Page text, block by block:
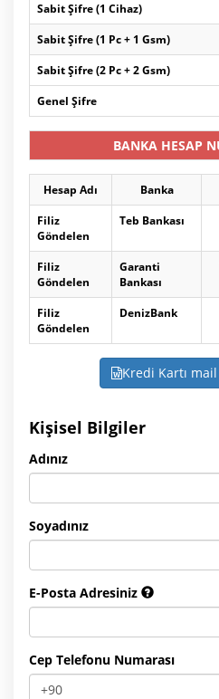
Sabit Şifre (1 Cihaz)
Sabit Şifre (1 Pc + 1 Gsm)
Sabit Şifre (2 Pc + 2 Gsm)
Genel Şifre
BANKA HESAP
Hesap Adı Banka
Filiz
Göndelen
Teb Bankası
Filiz
Göndelen
Garanti
Bankası
Filiz
Göndelen
DenizBank
Kredi Kartı
Kişisel Bilgiler
Adınız
Soyadınız
E-Posta Adresiniz
Cep Telefonu Numarası